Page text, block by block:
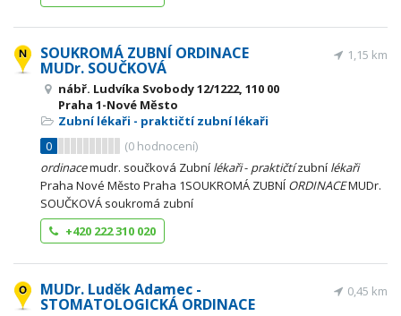
SOUKROMÁ ZUBNÍ ORDINACE
MUDr. SOUČKOVÁ
nábř. Ludvíka Svobody 12/1222, 110 00
Praha 1-Nové Město
Zubní lékaři - praktičtí zubní lékaři
0
(0 hodnocení)
1,15 km
ordinacemudr. součková Zubní lékaři- praktičtízubní lékaři
Praha Nové Město Praha 1SOUKROMÁ ZUBNÍORDINACEMUDr.
SOUČKOVÁ soukromá zubní
+420 222 310 020
MUDr. Luděk Adamec -
STOMATOLOGICKÁ ORDINACE
0,45 km